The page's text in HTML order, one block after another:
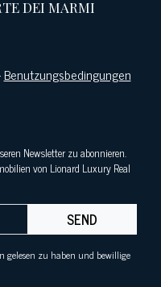
DEI MARMI
Benutzungsbedingungen
Newsletter zu abonnieren.
von Lionard Luxury Real
SEND
gelesen zu haben und bewillige